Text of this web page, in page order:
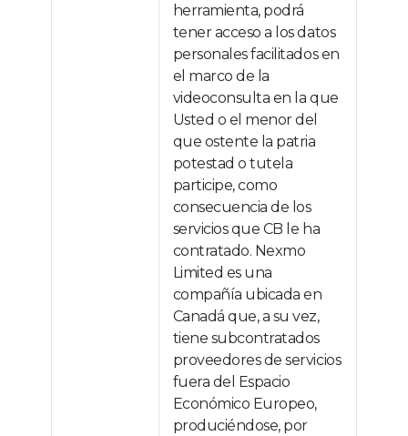
herramienta, podrá
tener acceso a los datos
personales facilitados en
el marco de la
videoconsulta en la que
Usted o el menor del
que ostente la patria
potestad o tutela
participe, como
consecuencia de los
servicios que CB le ha
contratado. Nexmo
Limited es una
compañía ubicada en
Canadá que, a su vez,
tiene subcontratados
proveedores de servicios
fuera del Espacio
Económico Europeo,
produciéndose, por